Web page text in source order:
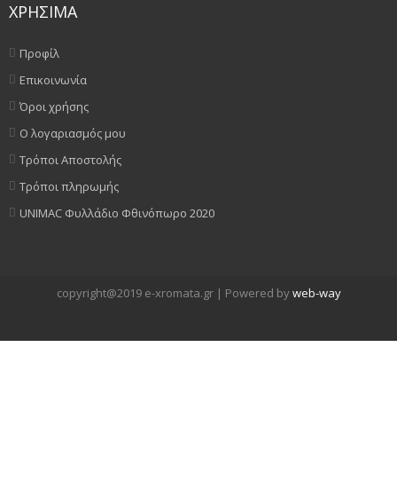
ΧΡΗΣΙΜΑ
Προφίλ
Επικοινωνία
Όροι χρήσης
Ο λογαριασμός μου
Τρόποι Αποστολής
Τρόποι πληρωμής
UNIMAC Φυλλάδιο Φθινόπωρο 2020
copyright@2019 e-xromata.gr | Powered byweb-way